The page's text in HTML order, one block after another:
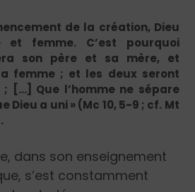
de la création, Dieu
femme. C’est pourquoi
son père et sa mère, et
femme ; et les deux seront
[…] Que l’homme ne sépare
Dieu a uni » (Mc 10, 5-9 ; cf. Mt
dans son enseignement
s’est constamment